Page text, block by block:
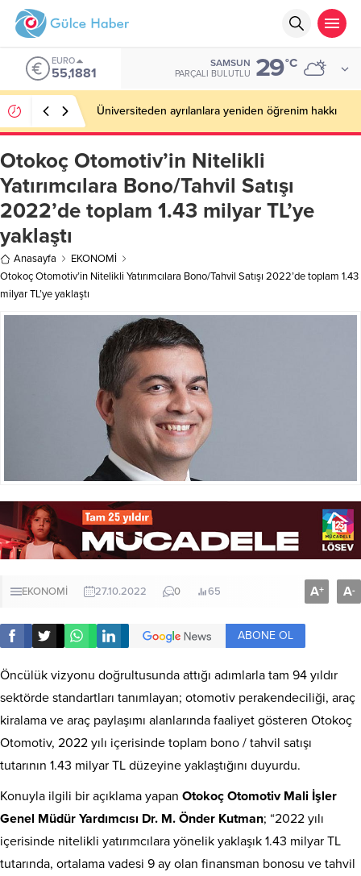
EURO
55,1881
SAMSUN
PARÇALI BULUTLU 29°C
Üniversiteden ayrılanlara yeniden öğrenim hakkı
Otokoç Otomotiv’in Nitelikli
Yatırımcılara Bono/Tahvil Satışı
2022’de toplam 1.43 milyar TL’ye
yaklaştı
Anasayfa
EKONOMİ
Otokoç Otomotiv’in Nitelikli Yatırımcılara Bono/Tahvil Satışı 2022’de toplam 1.43
milyar TL’ye yaklaştı
EKONOMİ 27.10.2022 0 65 A+ A-
ABONE OL
Öncülük vizyonu doğrultusunda attığı adımlarla tam 94 yıldır
sektörde standartları tanımlayan; otomotiv perakendeciliği, araç
kiralama ve araç paylaşımı alanlarında faaliyet gösteren Otokoç
Otomotiv, 2022 yılı içerisinde toplam bono / tahvil satışı
tutarının 1.43 milyar TL düzeyine yaklaştığını duyurdu.
Konuyla ilgili bir açıklama yapan Otokoç Otomotiv Mali İşler
Genel Müdür Yardımcısı Dr. M. Önder Kutman; “2022 yılı
içerisinde nitelikli yatırımcılara yönelik yaklaşık 1.43 milyar TL
tutarında, ortalama vadesi 9 ay olan finansman bonosu ve tahvil